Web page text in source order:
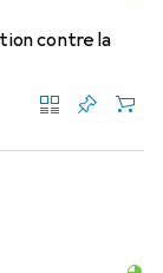
contre la